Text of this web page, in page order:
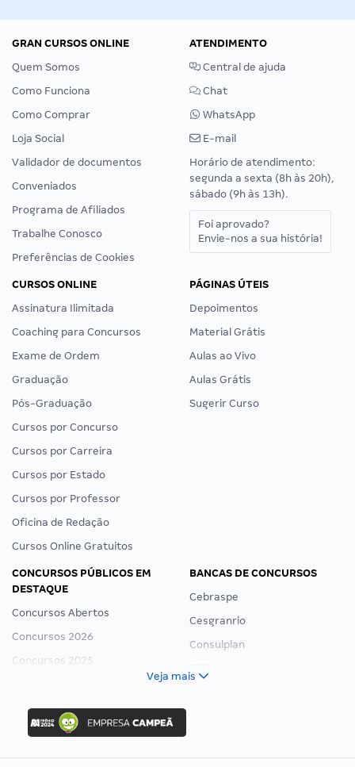
GRAN CURSOS ONLINE
Quem Somos
Como Funciona
Como Comprar
Loja Social
Validador de documentos
Conveniados
Programa de Afiliados
Trabalhe Conosco
Preferências de Cookies
ATENDIMENTO
Central de ajuda
Chat
WhatsApp
E-mail
Horário de atendimento:
segunda a sexta (8h às 20h),
sábado (9h às 13h).
Foi aprovado?
Envie-nos a sua história!
CURSOS ONLINE
Assinatura Ilimitada
Coaching para Concursos
Exame de Ordem
Graduação
Pós-Graduação
Cursos por Concurso
Cursos por Carreira
Cursos por Estado
Cursos por Professor
Oficina de Redação
Cursos Online Gratuitos
PÁGINAS ÚTEIS
Depoimentos
Material Grátis
Aulas ao Vivo
Aulas Grátis
Sugerir Curso
CONCURSOS PÚBLICOS EM
DESTAQUE
Concursos Abertos
Concursos 2026
Concursos 2025
Concurso Ibama
Concurso MPU
Editais publicados
BANCAS DE CONCURSOS
Cebraspe
Cesgranrio
Consulplan
Veja mais